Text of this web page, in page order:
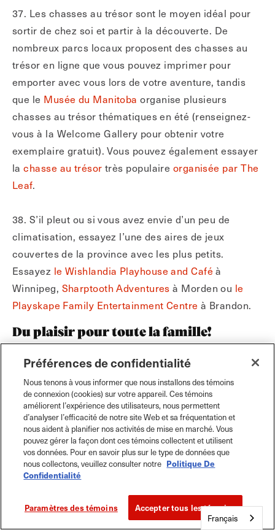
37. Les chasses au trésor sont le moyen idéal pour
sortir de chez soi et partir à la découverte. De
nombreux parcs locaux proposent des chasses au
trésor en ligne que vous pouvez imprimer pour
emporter avec vous lors de votre aventure, tandis
que le Musée du Manitoba organise plusieurs
chasses au trésor thématiques en été (renseignez-
vous à la Welcome Gallery pour obtenir votre
exemplaire gratuit). Vous pouvez également essayer
lachasse au trésor très populaire organisée par The
Leaf.
38. S’il pleut ou si vous avez envie d’un peu de
climatisation, essayez l’une des aires de jeux
couvertes de la province avec les plus petits.
Essayez le Wishlandia Playhouse and Café à
Winnipeg, Sharptooth Adventures à Morden ou le
Playskape Family Entertainment Centre à Brandon.
Du plaisir pour toute la famille!
Français
Préférences de confidentialité
Nous tenons à vous informer que nous installons des témoins
de connexion (cookies) sur votre appareil. Ces témoins
améliorent l’expérience des utilisateurs, nous permettent
d’analyser l’efficacité de notre site Web et sa fréquentation et
nous aident à planifier nos activités de mise en marché. Vous
pouvez gérer la façon dont ces témoins collectent et utilisent
vos données. Pour en savoir plus sur le type de données que
nous collectons, veuillez consulter notre Politique De
Confidentialité
Paramètres des témoins Accepter tous les témoins